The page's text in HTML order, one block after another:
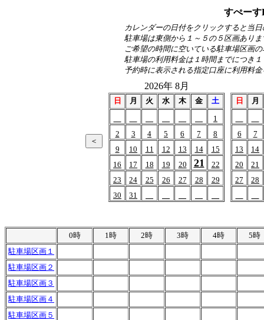
すぺー
カレンダーの日付をクリックすると当
駐車場は東側から１～５の５区画ありま
ご希望の時間に空いている駐車場区画
駐車場の利用料金は１時間までにつき
予約時に表示される指定口座に利用料
2026年 8月
日 月 火 水 木 金
土
1
2
3 4 5 6 7
8
9
10 11 12 13 14
15
16
17 18 19 20 21
22
23
24 25 26 27 28
29
30
31
日 月
6
7
13
14
20
21
27
28
0時 1時 2時 3時 4時
5時
駐車場区画１
駐車場区画２
駐車場区画３
駐車場区画４
駐車場区画５